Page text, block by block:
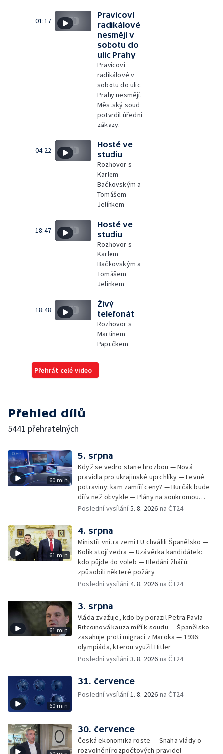
01:17
Pravicoví
radikálové
nesmějí v
sobotu do
ulic Prahy
Pravicoví
radikálové v
sobotu do ulic
Prahy nesmějí.
Městský soud
potvrdil úřední
zákazy.
04:22
Hosté ve
studiu
Rozhovor s
Karlem
Bačkovským a
Tomášem
Jelínkem
18:47
Hosté ve
studiu
Rozhovor s
Karlem
Bačkovským a
Tomášem
Jelínkem
18:48
Živý
telefonát
Rozhovor s
Martinem
Papučkem
Přehrát celé video
Přehled dílů
5441 přehratelných
60 min
5. srpna
Když se vedro stane hrozbou — Nová
pravidla pro ukrajinské uprchlíky — Levné
potraviny: kam zamíří ceny? — Burčák bude
dřív než obvykle — Plány na soukromou
orbitální stanici
Poslední vysílání5. 8. 2026 na ČT24
61 min
4. srpna
Ministři vnitra zemí EU chválili Španělsko —
Kolik stojí vedra — Uzávěrka kandidátek:
kdo půjde do voleb — Hledání žhářů:
způsobili některé požáry
Poslední vysílání4. 8. 2026 na ČT24
61 min
3. srpna
Vláda zvažuje, kdo by porazil Petra Pavla —
Bitcoinová kauza míří k soudu — Španělsko
zasahuje proti migraci z Maroka — 1936:
olympiáda, kterou využil Hitler
Poslední vysílání3. 8. 2026 na ČT24
60 min
31. července
Poslední vysílání1. 8. 2026 na ČT24
30. července
Česká ekonomika roste — Snaha vlády o
rozvolnění rozpočtových pravidel —